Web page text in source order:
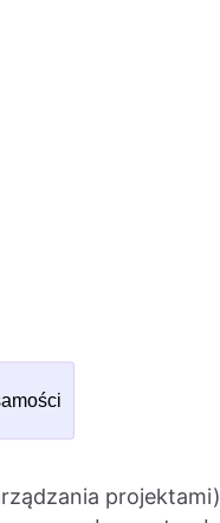
projektami)